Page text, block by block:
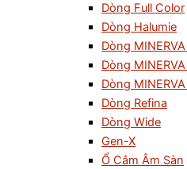
Dòng Full Color
Dòng Halumie
Dòng
Dòng
Dòng
Dòng Refina
Dòng Wide
Gen-X
Ổ Cắm Âm Sàn